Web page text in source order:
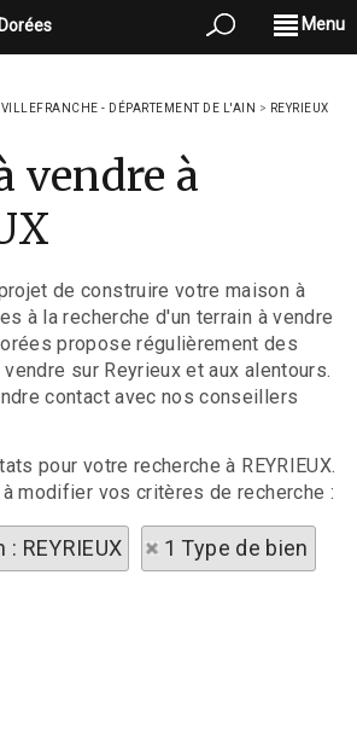
Menu
VILLEFRANCHE - DÉPARTEMENT DE L'AIN > REYRIEUX
vendre à
de construire votre maison à
à la recherche d'un terrain à vendre
propose régulièrement des
sur Reyrieux et aux alentours.
contact avec nos conseillers
pour votre recherche à REYRIEUX.
modifier vos critères de recherche :
REYRIEUX 1 Type de bien